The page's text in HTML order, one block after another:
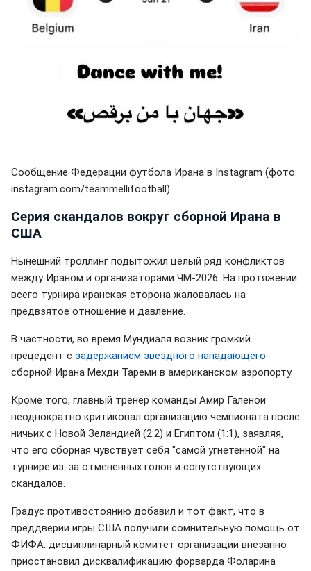
Сообщение Федерации футбола Ирана в Instagram (фото:
instagram.com/teammellifootball)
Серия скандалов вокруг сборной Ирана в
США
Нынешний троллинг подытожил целый ряд конфликтов
между Ираном и организаторами ЧМ-2026. На протяжении
всего турнира иранская сторона жаловалась на
предвзятое отношение и давление.
В частности, во время Мундиаля возник громкий
прецедент с задержанием звездного нападающего
сборной Ирана Мехди Тареми в американском аэропорту.
Кроме того, главный тренер команды Амир Галенои
неоднократно критиковал организацию чемпионата после
ничьих с Новой Зеландией (2:2) и Египтом (1:1), заявляя,
что его сборная чувствует себя "самой угнетенной" на
турнире из-за отмененных голов и сопутствующих
скандалов.
Градус противостоянию добавил и тот факт, что в
преддверии игры США получили сомнительную помощь от
ФИФА: дисциплинарный комитет организации внезапно
приостановил дисквалификацию форварда Фоларина